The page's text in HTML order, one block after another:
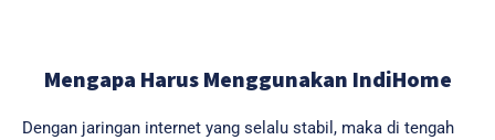
Mengapa Harus Menggunakan IndiHome
Dengan jaringan internet yang selalu stabil, maka di tengah